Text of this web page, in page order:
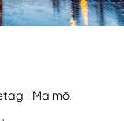
i Malmö.